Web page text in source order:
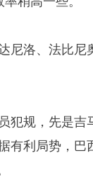
尼洛、法比尼
犯规，先是
有利局势，巴